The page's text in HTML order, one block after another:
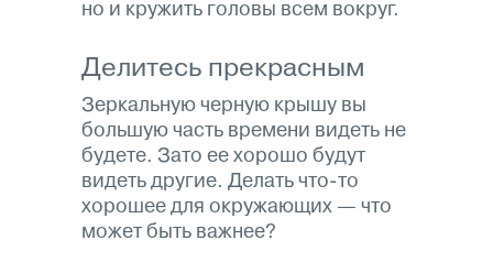
но и кружить головы всем вокруг.
Делитесь прекрасным
Зеркальную черную крышу вы
большую часть времени видеть не
будете. Зато ее хорошо будут
видеть другие. Делать что-то
хорошее для окружающих — что
может быть важнее?